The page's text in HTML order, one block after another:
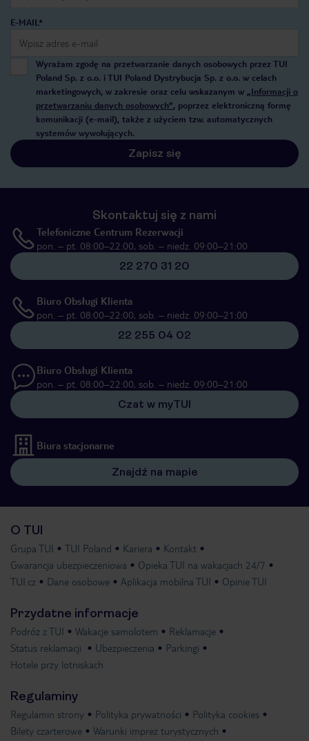
E-MAIL*
Wyrażam zgodę na przetwarzanie danych osobowych przez TUI
Poland Sp. z o.o. i TUI Poland Dystrybucja Sp. z o.o. w celach
marketingowych, w zakresie oraz celu wskazanym w „Informacji o
przetwarzaniu danych osobowych”, poprzez elektroniczną formę
komunikacji (e-mail), także z użyciem tzw. automatycznych
systemów wywołujących.
Zapisz się
Skontaktuj się z nami
Telefoniczne Centrum Rezerwacji
pon. – pt. 08:00–22:00, sob. – niedz. 09:00–21:00
22 270 31 20
Biuro Obsługi Klienta
pon. – pt. 08:00–22:00, sob. – niedz. 09:00–21:00
22 255 04 02
Biuro Obsługi Klienta
pon. – pt. 08:00–22:00, sob. – niedz. 09:00–21:00
Czat w myTUI
Biura stacjonarne
Znajdź na mapie
O TUI
Grupa TUI TUI Poland Kariera
Kontakt
Gwarancja ubezpieczeniowa
Opieka TUI na wakacjach 24/7
TUI.cz
Dane osobowe Aplikacja mobilna TUI Opinie TUI
Przydatne informacje
Podróż z TUI Wakacje samolotem
Reklamacje
Status reklamacji
Ubezpieczenia
Parkingi
Hotele przy lotniskach
Regulaminy
Regulamin strony Polityka prywatności
Polityka cookies
Bilety czarterowe
Warunki imprez turystycznych